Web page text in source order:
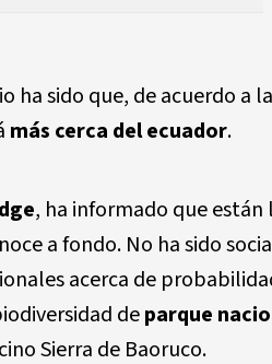
ha sido que, de acuerdo a la
más cerca del ecuador.
, ha informado que están
a fondo. No ha sido
acerca de
deparque
Sierra de Baoruco.